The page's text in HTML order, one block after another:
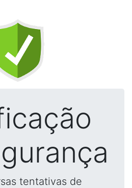
tentativas de